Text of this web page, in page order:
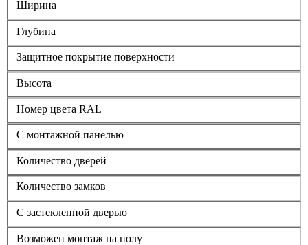
Ширина
Глубина
Защитное покрытие поверхности
Высота
Номер цвета RAL
С монтажной панелью
Количество дверей
Количество замков
С застекленной дверью
Возможен монтаж на полу